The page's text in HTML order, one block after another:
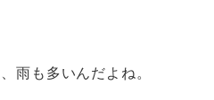
雨も多いんだよね。